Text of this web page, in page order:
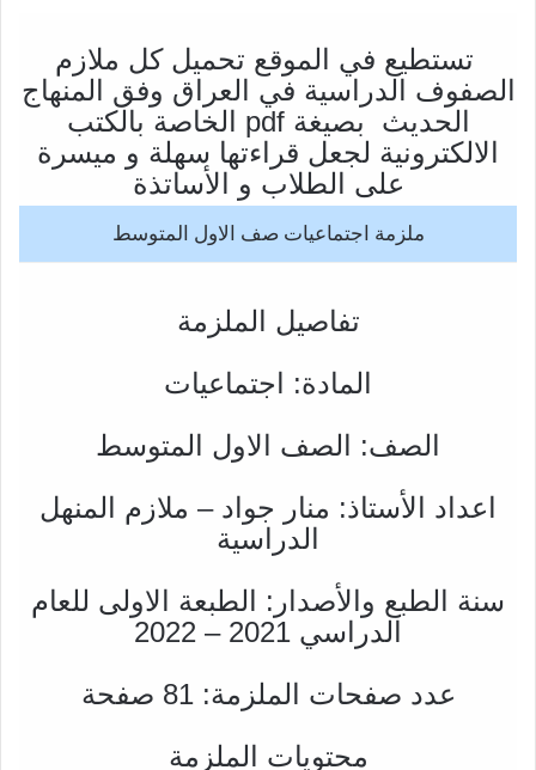
تستطيع في الموقع تحميل كل ملازم
الصفوف الدراسية في العراق وفق المنهاج
الحديث بصيغة pdf الخاصة بالكتب
الالكترونية لجعل قراءتها سهلة و ميسرة
على الطلاب و الأساتذة
ملزمة اجتماعيات صف الاول المتوسط
تفاصيل الملزمة
المادة: اجتماعيات
الصف: الصف الاول المتوسط
اعداد الأستاذ: منار جواد – ملازم المنهل
الدراسية
سنة الطبع والأصدار: الطبعة الاولى للعام
الدراسي 2021 – 2022
عدد صفحات الملزمة: 81 صفحة
محتويات الملزمة